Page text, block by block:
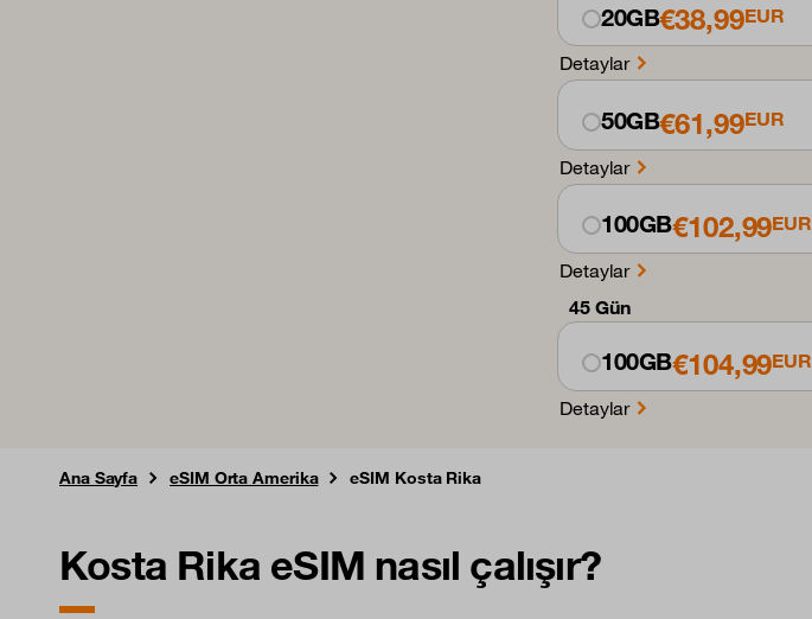
20GB€38,99EUR
Detaylar
50GB€61,99EUR
Detaylar
100GB€102,99EUR
Detaylar
45 Gün
100GB€104,99EUR
Detaylar
Ana Sayfa eSIM Orta Amerika eSIM Kosta Rika
Kosta Rika eSIM nasıl çalışır?